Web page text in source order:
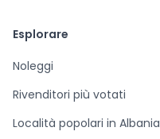
Esplorare
Noleggi
Rivenditori più votati
Località popolari in Albania